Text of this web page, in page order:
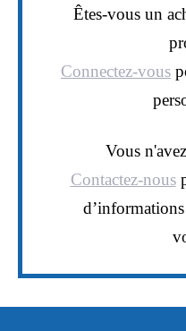
Êtes-vous un
Connectez-vous
Vous
Contactez-nous